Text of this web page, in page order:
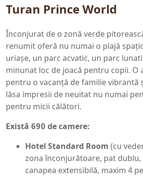
Turan Prince World
Înconjurat de o zonă verde
renumit oferă nu numai o plajă
uriașe, un parc acvatic, un parc
minunat loc de joacă pentru copii. O
pentru o vacanță de familie vibrantă
lăsa impresii de neuitat nu numai
pentru micii călători.
Există 690 de camere:
Hotel Standard Room (cu
zona înconjurătoare, pat
canapea extensibilă, maxim 4